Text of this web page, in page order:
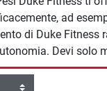
ad
di Duke Fitness
Devi solo
ad allenarti.